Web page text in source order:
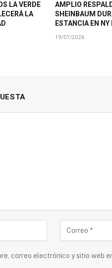
LA VERDE
LA
AMPLIO
SHEINBAUM
ESTANCIA EN
19/07/2026
correo electrónico y sitio web